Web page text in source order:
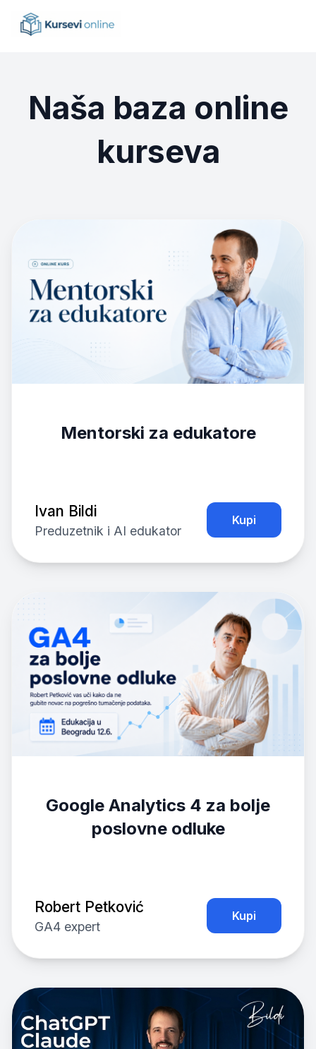
Naša baza online
kurseva
Mentorski za edukatore
Ivan Bildi
Preduzetnik i AI edukator
Kupi
Google Analytics 4 za bolje
poslovne odluke
Robert Petković
GA4 expert
Kupi